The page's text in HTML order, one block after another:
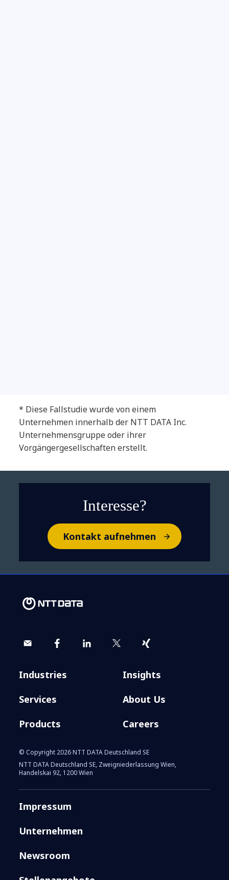
Lernen Sie Ihren neuen IT-
* Diese Fallstudie wurde von einem
Unternehmen innerhalb der NTT DATA Inc.
Unternehmensgruppe oder ihrer
Vorgängergesellschaften erstellt.
Interesse?
Kontakt aufnehmen
Industries
Services
Products
Insights
About Us
Careers
© Copyright 2026 NTT DATA Deutschland SE
NTT DATA Deutschland SE, Zweigniederlassung Wien,
Handelskai 92, 1200 Wien
Impressum
Unternehmen
Newsroom